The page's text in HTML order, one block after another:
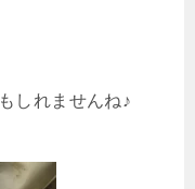
しれませんね♪